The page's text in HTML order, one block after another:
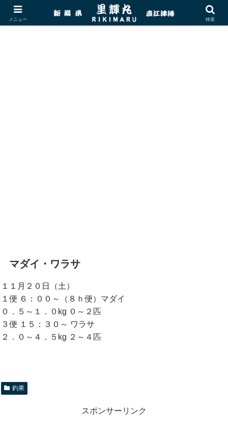
マダイ・ワラサ
１１月２０日（土）
１便 ６：００～（８ｈ便）マダイ
０．５～１．０kg ０～２匹
３便 １５：３０～ ワラサ
２．０～４．５kg ２～４匹
釣果
スポンサーリンク
メニュー 検索